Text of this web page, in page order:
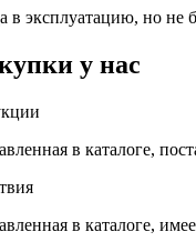
в эксплуатацию, но не
у нас
в каталоге,
в каталоге,